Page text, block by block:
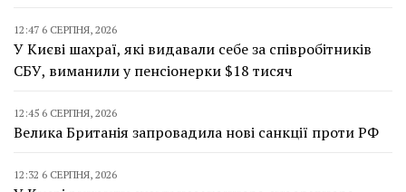
12:47 6 СЕРПНЯ, 2026
У Києві шахраї, які видавали себе за співробітників
СБУ, виманили у пенсіонерки $18 тисяч
12:45 6 СЕРПНЯ, 2026
Велика Британія запровадила нові санкції проти РФ
12:32 6 СЕРПНЯ, 2026